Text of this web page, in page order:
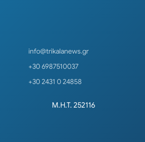
info@trikalanews.gr
+30 6987510037
+30 2431 0 24858
Μ.Η.Τ. 252116